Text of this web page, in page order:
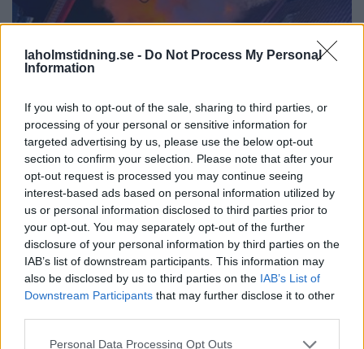
laholmstidning.se - Do Not Process My Personal
Information
If you wish to opt-out of the sale, sharing to third parties, or
processing of your personal or sensitive information for
targeted advertising by us, please use the below opt-out
section to confirm your selection. Please note that after your
opt-out request is processed you may continue seeing
interest-based ads based on personal information utilized by
us or personal information disclosed to third parties prior to
your opt-out. You may separately opt-out of the further
disclosure of your personal information by third parties on the
IAB’s list of downstream participants. This information may
also be disclosed by us to third parties on the IAB’s List of
Downstream Participants that may further disclose it to other
Personal Data Processing Opt Outs
NYHETER 2026-08-05 KL. 01:06
Våldsam brand i Laholm – radhus står i lågor
Brandmästare Andreas Randevik: "Spridningsrisken är mycket stor"